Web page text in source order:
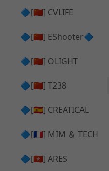
手槍 彈匣用
tlebelt
護目鏡 ⧸ 除霧器
腰帶 ⧸ 腿掛
✅ 槍架 ⧸ 訓練靶具 ⧸ 工具
AEG 活塞頭 ⧸ AEG Piston
HOP座 ⧸ HOP-UP
競速扳機 ⧸ Speed Trigger
彈匣釋放鈕 ⧸ Mag Releas
推嘴 ⧸ Nozzle
🔷[🇨🇳] CVLIFE
🔷[🇨🇳] EShooter🔷
🔷[🇨🇳] OLIGHT
🔷[🇨🇳] T238
電子扳機
發光器
🔷[🇪🇸] CREATICAL
🔷[🇫🇷] MIM ＆ TECH
🔷[🇭🇰] ARES